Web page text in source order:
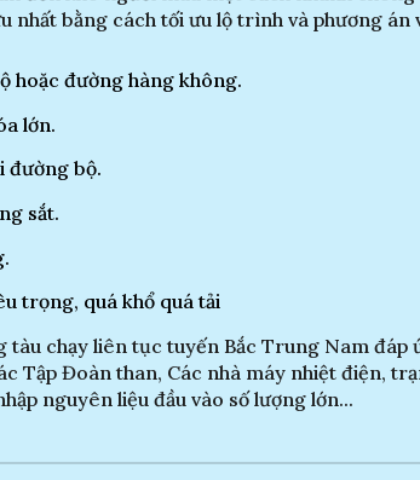
nhất bằng cách tối ưu lộ trình và phương án
hoặc đường hàng không.
lớn.
đường bộ.
sắt.
trọng, quá khổ quá tải
chạy liên tục tuyến Bắc Trung Nam đáp
Tập Đoàn than, Các nhà máy nhiệt điện,
nguyên liệu đầu vào số lượng lớn...